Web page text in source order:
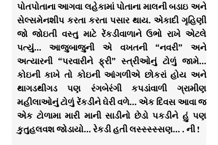
પોતપોતાના આગવા લહેકામાં પોતાના માલની બડાઇ અને
સેલ્સમેનશીપ કરતા કરતા પસાર થાય. એકાદી ગૃહિણી
જો જોઇતી વસ્તુ માટે રેંકડીવાળાને ઉભો રાખે એટલે
પત્યું… આજુબાજુની એ વખતની “નવરી” અને
અત્યારની “પરવારીને ફ્રી” સ્ત્રીઓનું ટોળું જામે…
કોઇની કાખે તો કોઇની આંગળીએ છોકરાં હોય અને
થાગડથીગડ પણ રંગબેરંગી કપડાંવાળી ગ્રામીણ
મહીલાઓનું ટોળું રેંકડીને ઘેરી વળે… એક દિવસ આવા જ
એક ટોળામા મારી માની સાડીનો છેડો પકડીને હું પણ
કુતુહલવશ જોડાયો… રેકડી હતી લસ્સ્સ્સ્સણ… . ની !